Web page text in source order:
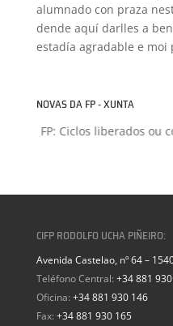
alumnado con praza
dende aquí darlles a
estadía agradable e moi
NOVAS DA FP - XUNTA
FP: Ciclos liberados ou con
CIFP RODOLFO UCHA PIÑEIRO:
Avenida Castelao, nº 64 –
Teléfono Central: +34 881
Oficina: +34 881 930 146
Fax: +34 881 930 165